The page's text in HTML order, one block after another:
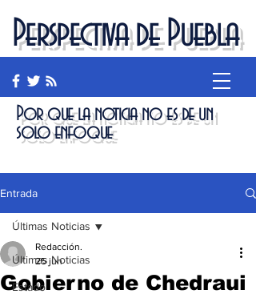
Perspectiva de Puebla
Por que la noticia no es de un
solo enfoque
Entrada
Últimas Noticias
Estado
Últimas Noticias
Gobierno de Chedraui
Redacción.
25 jun